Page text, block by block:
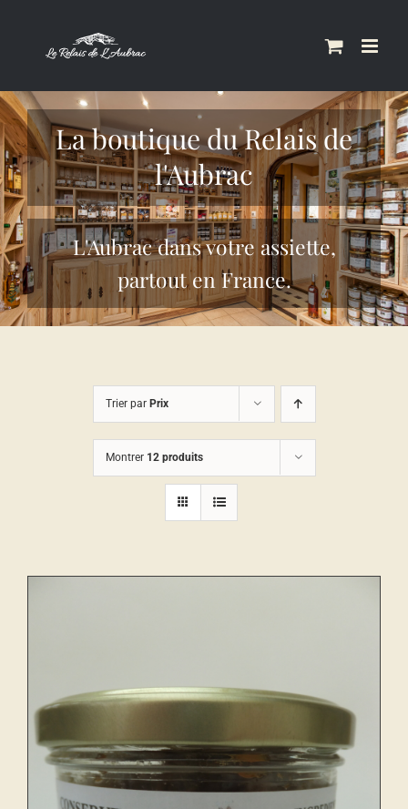
La boutique du Relais de
l'Aubrac
L'Aubrac dans votre assiette,
partout en France.
Trier par Prix
Montrer 12 produits